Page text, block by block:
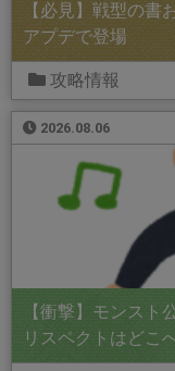
【必見】戦型の書
アプデで登場
攻略情報
2026.08.06
【衝撃】モンスト
リスペクトはどこ